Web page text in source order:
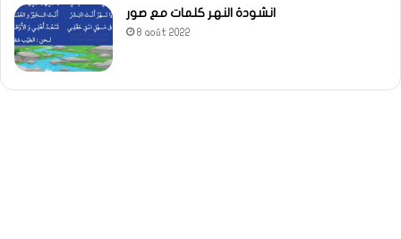
انشودة النهر كلمات مع صور
8 août 2022